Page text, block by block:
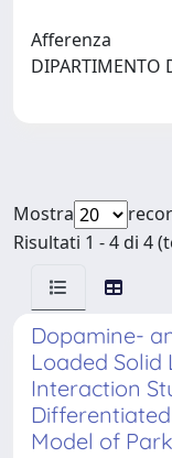
Afferenza
DIPARTIMENTO
Mostra
Risultati 1 - 4 di 4
Dopamine-
Loaded Solid
Interaction
Differentiated
Model of